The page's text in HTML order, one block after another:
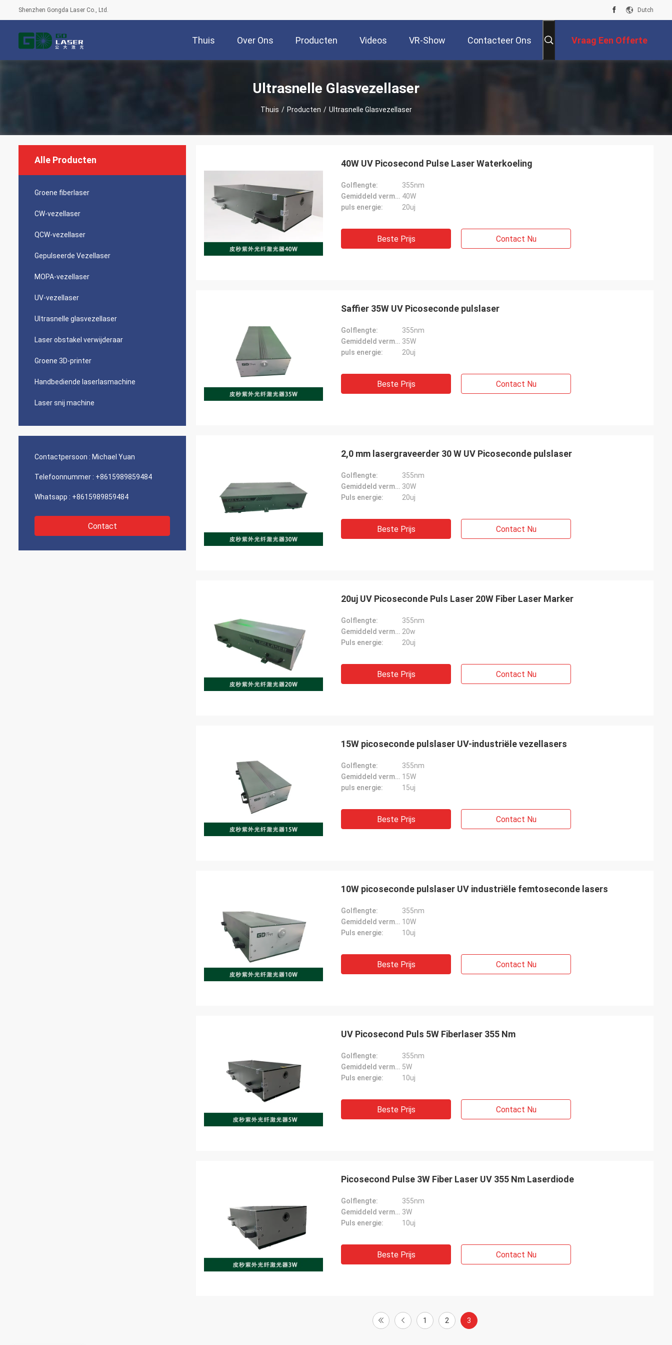
Shenzhen Gongda Laser Co., Ltd. Dutch
Thuis Over Ons Producten Videos VR-Show Contacteer Ons Vraag Een Offerte
Ultrasnelle Glasvezellaser
Thuis / Producten / Ultrasnelle Glasvezellaser
Alle Producten
Groene fiberlaser
CW-vezellaser
QCW-vezellaser
Gepulseerde Vezellaser
MOPA-vezellaser
UV-vezellaser
Ultrasnelle glasvezellaser
Laser obstakel verwijderaar
Groene 3D-printer
Handbediende laserlasmachine
Laser snij machine
Contactpersoon : Michael Yuan
Telefoonnummer : +8615989859484
Whatsapp : +8615989859484
Contact
40W UV Picosecond Pulse Laser Waterkoeling
Golflengte:
355nm
Gemiddeld vermogen: 40W
puls energie:
20uj
Beste Prijs Contact Nu
Saffier 35W UV Picoseconde pulslaser
Golflengte:
355nm
Gemiddeld vermogen: 35W
puls energie:
20uj
Beste Prijs Contact Nu
2,0 mm lasergraveerder 30 W UV Picoseconde pulslaser
Golflengte:
355nm
Gemiddeld vermogen: 30W
Puls energie:
20uj
Beste Prijs Contact Nu
20uj UV Picoseconde Puls Laser 20W Fiber Laser Marker
Golflengte:
355nm
Gemiddeld vermogen: 20w
Puls energie:
20uj
Beste Prijs Contact Nu
15W picoseconde pulslaser UV-industriële vezellasers
Golflengte:
355nm
Gemiddeld vermogen: 15W
puls energie:
15uj
Beste Prijs Contact Nu
10W picoseconde pulslaser UV industriële femtoseconde lasers
Golflengte:
355nm
Gemiddeld vermogen: 10W
Puls energie:
10uj
Beste Prijs Contact Nu
UV Picosecond Puls 5W Fiberlaser 355 Nm
Golflengte:
355nm
Gemiddeld vermogen: 5W
Puls energie:
10uj
Beste Prijs Contact Nu
Picosecond Pulse 3W Fiber Laser UV 355 Nm Laserdiode
Golflengte:
355nm
Gemiddeld vermogen: 3W
Puls energie:
10uj
Beste Prijs Contact Nu
1 2 3